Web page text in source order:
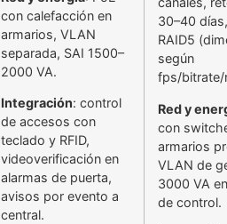
con calefacción en
armarios, VLAN
separada, SAI 1500–
2000 VA.
Integración: control
de accesos con
teclado y RFID,
videoverificación en
alarmas de puerta,
avisos por evento a
central.
30–40
RAID5
según
fps/bitrate/
Red y
con
armarios
VLAN de
3000 VA
de control.